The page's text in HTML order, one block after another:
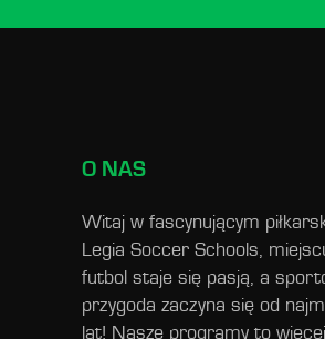
O NAS
Witaj w fascynującym
Legia Soccer Schools,
futbol staje się pasją, a
przygoda zaczyna się od
lat! Nasze programy to